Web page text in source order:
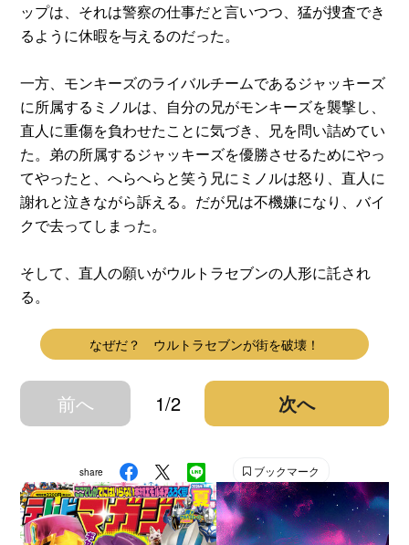
ップは、それは警察の仕事だと言いつつ、猛が捜査でき
るように休暇を与えるのだった。
一方、モンキーズのライバルチームであるジャッキーズ
に所属するミノルは、自分の兄がモンキーズを襲撃し、
直人に重傷を負わせたことに気づき、兄を問い詰めてい
た。弟の所属するジャッキーズを優勝させるためにやっ
てやったと、へらへらと笑う兄にミノルは怒り、直人に
謝れと泣きながら訴える。だが兄は不機嫌になり、バイ
クで去ってしまった。
そして、直人の願いがウルトラセブンの人形に託され
る。
なぜだ？ ウルトラセブンが街を破壊！
前へ 1/2 次へ
share ブックマーク